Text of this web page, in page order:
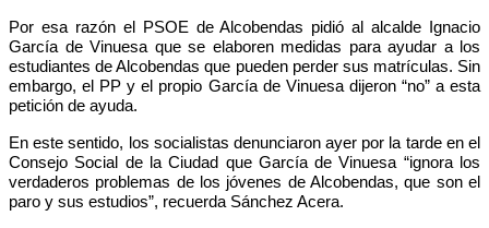
Por esa razón el PSOE de Alcobendas pidió al alcalde Ignacio
García de Vinuesa que se elaboren medidas para ayudar a los
estudiantes de Alcobendas que pueden perder sus matrículas. Sin
embargo, el PP y el propio García de Vinuesa dijeron “no” a esta
petición de ayuda.
En este sentido, los socialistas denunciaron ayer por la tarde en el
Consejo Social de la Ciudad que García de Vinuesa “ignora los
verdaderos problemas de los jóvenes de Alcobendas, que son el
paro y sus estudios”, recuerda Sánchez Acera.